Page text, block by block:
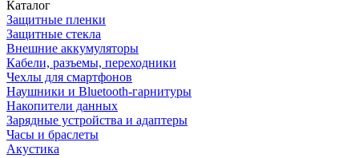
Каталог
Защитные пленки
Защитные стекла
Внешние аккумуляторы
Кабели, разъемы, переходники
Чехлы для смартфонов
Наушники и Bluetooth-гарнитуры
Накопители данных
Зарядные устройства и адаптеры
Часы и браслеты
Акустика